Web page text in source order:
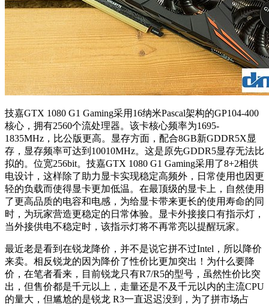
技嘉GTX 1080 G1 Gaming采用16纳米Pascal架构的GP104-400
核心，拥有2560个流处理器。该卡核心频率为1695-
1835MHz，比公版更高。显存方面，配合8GB新GDDR5X显
存，显存频率可达到10010MHz。这是原先GDDR5显存无法比
拟的。位宽256bit。技嘉GTX 1080 G1 Gaming采用了8+2相供
电设计，这样除了助力显卡实现稳定高频外，日常使用也因更
轻的负载而使得显卡更加低温。在最顶级的显卡上，自然使用
了更高品质的电容和电感，为给显卡带来更长的使用寿命的同
时，为玩家营造更稳定的日常体验。显卡外接接口有指示灯，
当外接供电不稳定时，该指示灯将不再常亮以提醒玩家。
最近老是看到在锐龙降价，并不是说它拼不过Intel，所以降价
来卖。相反锐龙的因为降价了性价比更加突出！为什么要降
价，在笔者看来，目前锐龙只有R7/R5的型号，虽然性价比突
出，但售价都是千元以上，走量还是不及千元以内的主流CPU
的量大，但尴尬的是锐龙 R3一直迟迟没到，为了拼市场占